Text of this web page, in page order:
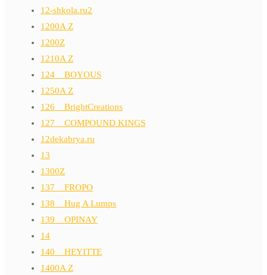
12-shkola.ru2
1200A Z
1200Z
1210A Z
124__BOYOUS
1250A Z
126__BrightCreations
127__COMPOUND KINGS
12dekabrya.ru
13
1300Z
137__FROPO
138__Hug A Lumps
139__OPINAY
14
140__HEYITTE
1400A Z